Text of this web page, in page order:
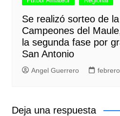
Se realizó sorteo de
Campeones del
la segunda fase por
San Antonio
Angel Guerrero
Deja una respuesta